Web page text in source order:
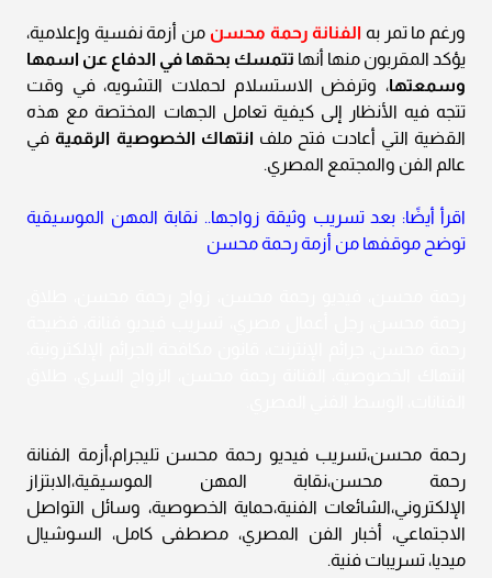
ورغم ما تمر به الفنانة رحمة محسن من أزمة نفسية وإعلامية،
يؤكد المقربون منها أنها تتمسك بحقها في الدفاع عن اسمها
وسمعتها، وترفض الاستسلام لحملات التشويه، في وقت
تتجه فيه الأنظار إلى كيفية تعامل الجهات المختصة مع هذه
القضية التي أعادت فتح ملف انتهاك الخصوصية الرقميةفي
عالم الفن والمجتمع المصري.
اقرأ أيضًا: بعد تسريب وثيقة زواجها.. نقابة المهن الموسيقية
توضح موقفها من أزمة رحمة محسن
رحمة محسن،تسريب فيديو رحمة محسن تليجرام،أزمة الفنانة
رحمة محسن،نقابة المهن الموسيقية،الابتزاز
الإلكتروني،الشائعات الفنية،حماية الخصوصية، وسائل التواصل
الاجتماعي، أخبار الفن المصري، مصطفى كامل، السوشيال
ميديا، تسريبات فنية.